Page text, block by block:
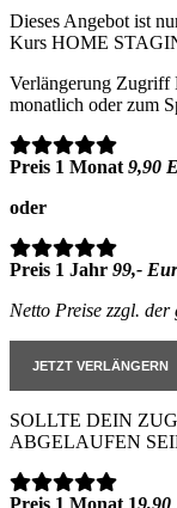
Dieses Angebot ist
Kurs HOME
Verlängerung
monatlich oder zum
Preis 1 Monat 9,90
oder
Preis 1 Jahr 99,-
Netto Preise zzgl. der
JETZT VERLÄNGERN
SOLLTE DEIN
ABGELAUFEN
Preis 1 Monat 1